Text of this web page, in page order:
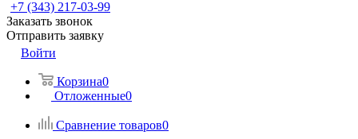
+7 (343) 217-03-99
Заказать звонок
Отправить заявку
Войти
Корзина0
Отложенные0
Сравнение товаров0